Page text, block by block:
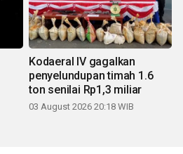
Kodaeral IV gagalkan
penyelundupan timah 1.6
ton senilai Rp1,3 miliar
03 August 2026 20:18 WIB